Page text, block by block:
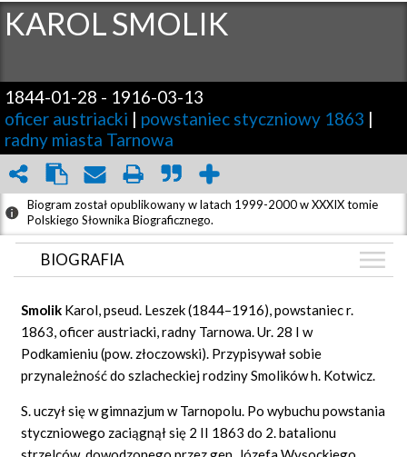
KAROLSMOLIK
1844-01-28 - 1916-03-13
oficer austriacki | powstaniec styczniowy 1863 |
radny miasta Tarnowa
Biogram został opublikowany w latach 1999-2000 w XXXIX tomie
Polskiego Słownika Biograficznego.
BIOGRAFIA
GRAF POWIĄZAŃ
DYSKUSJA
Mapa
Smolik Karol, pseud. Leszek (1844–1916), powstaniec r.
1863, oficer austriacki, radny Tarnowa. Ur. 28 I w
Podkamieniu (pow. złoczowski). Przypisywał sobie
przynależność do szlacheckiej rodziny Smolików h. Kotwicz.
S. uczył się w gimnazjum w Tarnopolu. Po wybuchu powstania
styczniowego zaciągnął się 2 II 1863 do 2. batalionu